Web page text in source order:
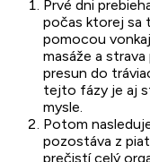
Prvé dni
počas ktorej sa
pomocou
masáže a
presun do
tejto fázy je aj
mysle.
Potom
pozostáva z
prečistí celý